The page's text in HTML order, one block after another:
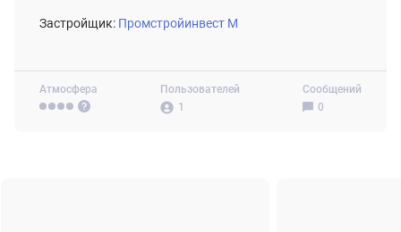
Атмосфера
Пользователей
1
Сообщений
0
Застройщик: Промстройинвест М